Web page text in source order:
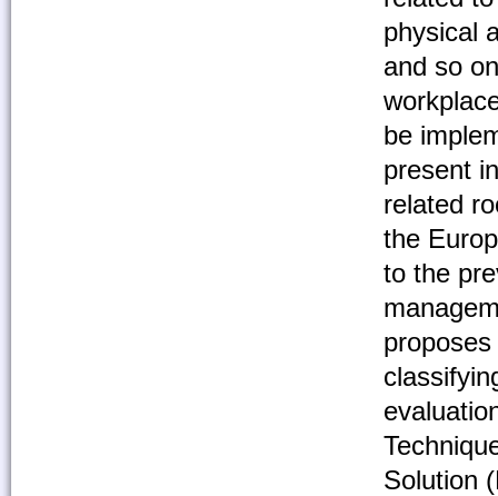
physical
and so
be
present
related
the
to the
Solution